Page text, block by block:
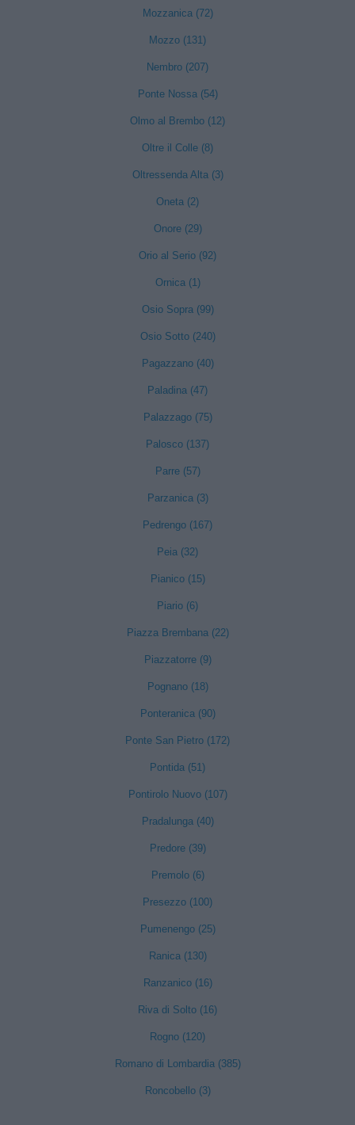
Mozzanica (72)
Mozzo (131)
Nembro (207)
Ponte Nossa (54)
Olmo al Brembo (12)
Oltre il Colle (8)
Oltressenda Alta (3)
Oneta (2)
Onore (29)
Orio al Serio (92)
Ornica (1)
Osio Sopra (99)
Osio Sotto (240)
Pagazzano (40)
Paladina (47)
Palazzago (75)
Palosco (137)
Parre (57)
Parzanica (3)
Pedrengo (167)
Peia (32)
Pianico (15)
Piario (6)
Piazza Brembana (22)
Piazzatorre (9)
Pognano (18)
Ponteranica (90)
Ponte San Pietro (172)
Pontida (51)
Pontirolo Nuovo (107)
Pradalunga (40)
Predore (39)
Premolo (6)
Presezzo (100)
Pumenengo (25)
Ranica (130)
Ranzanico (16)
Riva di Solto (16)
Rogno (120)
Romano di Lombardia (385)
Roncobello (3)